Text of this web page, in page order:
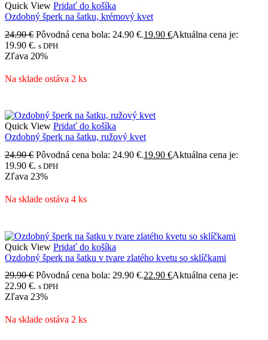
Quick View Pridať do košíka
Ozdobný šperk na šatku, krémový kvet
24.90€ Pôvodná cena bola: 24.90 €.19.90 €Aktuálna cena je:
19.90 €. s DPH
Zľava 20%
Na sklade ostáva 2 ks
Quick View Pridať do košíka
Ozdobný šperk na šatku, ružový kvet
24.90€ Pôvodná cena bola: 24.90 €.19.90 €Aktuálna cena je:
19.90 €. s DPH
Zľava 23%
Na sklade ostáva 4 ks
Quick View Pridať do košíka
Ozdobný šperk na šatku v tvare zlatého kvetu so sklíčkami
29.90€ Pôvodná cena bola: 29.90 €.22.90 €Aktuálna cena je:
22.90 €. s DPH
Zľava 23%
Na sklade ostáva 2 ks